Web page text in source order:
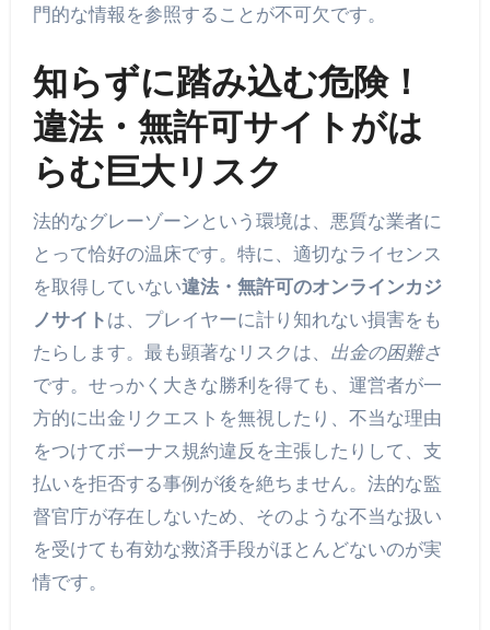
門的な情報を参照することが不可欠です。
知らずに踏み込む危険！
違法・無許可サイトがは
らむ巨大リスク
法的なグレーゾーンという環境は、悪質な業者に
とって恰好の温床です。特に、適切なライセンス
を取得していない違法・無許可のオンラインカジ
ノサイト は、プレイヤーに計り知れない損害をも
たらします。最も顕著なリスクは、 出金の困難さ
です。せっかく大きな勝利を得ても、運営者が一
方的に出金リクエストを無視したり、不当な理由
をつけてボーナス規約違反を主張したりして、支
払いを拒否する事例が後を絶ちません。法的な監
督官庁が存在しないため、そのような不当な扱い
を受けても有効な救済手段がほとんどないのが実
情です。